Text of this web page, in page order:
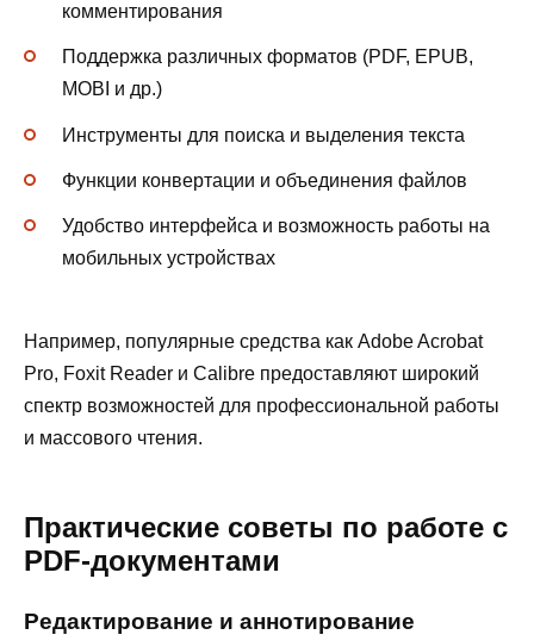
комментирования
Поддержка различных форматов (PDF, EPUB,
MOBI и др.)
Инструменты для поиска и выделения текста
Функции конвертации и объединения файлов
Удобство интерфейса и возможность работы на
мобильных устройствах
Например, популярные средства как Adobe Acrobat
Pro, Foxit Reader и Calibre предоставляют широкий
спектр возможностей для профессиональной работы
и массового чтения.
Практические советы по работе с
PDF-документами
Редактирование и аннотирование